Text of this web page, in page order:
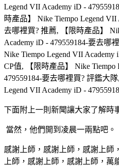
Legend VII Academy iD -
時產品】 Nike Tiempo Legend VII
去哪裡買? 推薦, 【限時產品】
Academy iD - 479559184-要去哪
Nike Tiempo Legend VII
CP值, 【限時產品】 Nike Tiempo
479559184-要去哪裡買? 評鑑大
Legend VII Academy iD -
下面附上一則新聞讓大家了解時
當然，他們開到凌晨一兩點吧。
感謝上師，感謝上師，感謝上師
上師，感謝上師，感謝上師，萬